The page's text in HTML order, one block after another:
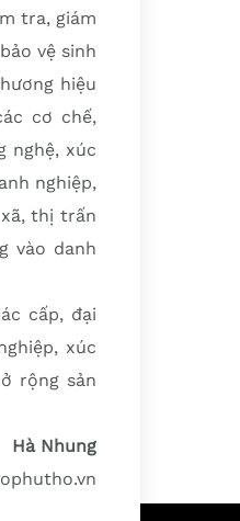
tra, giám
vệ sinh
hiệu
cơ chế,
nghệ, xúc
nghiệp,
thị trấn
vào danh
cấp, đại
xúc
rộng sản
Hà Nhung